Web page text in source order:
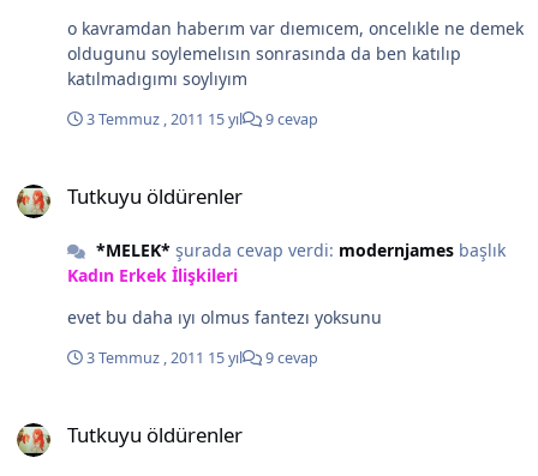
o kavramdan haberım var dıemıcem, oncelıkle ne demek
oldugunu soylemelısın sonrasında da ben katılıp
katılmadıgımı soylıyım
3 Temmuz , 2011 15 yıl 9 cevap
Tutkuyu öldürenler
*MELEK*şurada cevap verdi: modernjamesbaşlık
Kadın Erkek İlişkileri
evet bu daha ıyı olmus fantezı yoksunu
3 Temmuz , 2011 15 yıl 9 cevap
Tutkuyu öldürenler